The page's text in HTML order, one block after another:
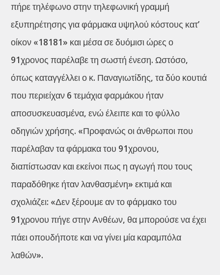
πήρε τηλέφωνο στην τηλεφωνική γραμμή
εξυπηρέτησης για φάρμακα υψηλού κόστους κατ’
οίκον «18181» και μέσα σε δυόμισι ώρες ο
91χρονος παρέλαβε τη σωστή ένεση. Ωστόσο,
όπως καταγγέλλει ο κ. Παναγιωτίδης, τα δύο κουτιά
που περιείχαν 6 τεμάχια φαρμάκου ήταν
αποσυσκευασμένα, ενώ έλειπε και το φύλλο
οδηγιών χρήσης. «Προφανώς οι άνθρωποι που
παρέλαβαν τα φάρμακα του 91χρονου,
διαπίστωσαν και εκείνοι πως η αγωγή που τους
παραδόθηκε ήταν λανθασμένη» εκτιμά και
σχολιάζει: «Δεν ξέρουμε αν το φάρμακο του
91χρονου πήγε στην Ανθέων, θα μπορούσε να έχει
πάει οπουδήποτε και να γίνει μία καραμπόλα
λαθών».